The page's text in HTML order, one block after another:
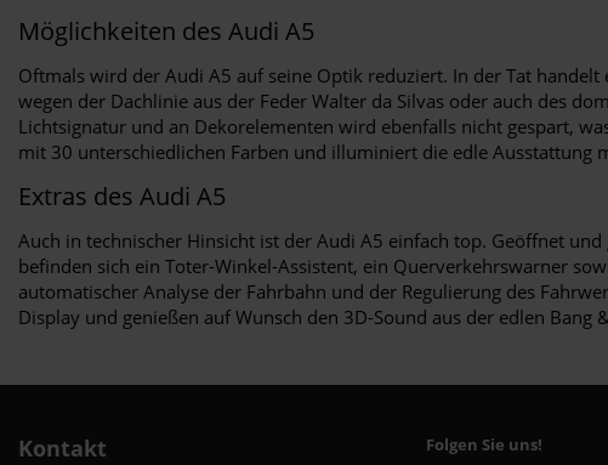
Möglichkeiten des Audi A5
Oftmals wird der Audi A5 auf seine Optik reduziert. In der Tat
wegen der Dachlinie aus der Feder Walter da Silvas oder auch des
Lichtsignatur und an Dekorelementen wird ebenfalls nicht gespart,
mit 30 unterschiedlichen Farben und illuminiert die edle Ausstattung
Extras des Audi A5
Auch in technischer Hinsicht ist der Audi A5 einfach top. Geöffnet
befinden sich ein Toter-Winkel-Assistent, ein Querverkehrswarner
automatischer Analyse der Fahrbahn und der Regulierung des
Display und genießen auf Wunsch den 3D-Sound aus der edlen Bang
Kontakt
Folgen Sie uns!